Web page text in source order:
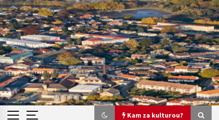
Kam za kulturou?